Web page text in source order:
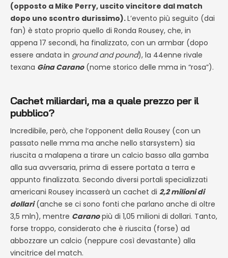
(opposto a Mike Perry, uscito vincitore dal match
dopo uno scontro durissimo).L’evento più seguito (dai
fan) è stato proprio quello di Ronda Rousey, che, in
appena 17 secondi, ha finalizzato, con un armbar (dopo
essere andata in ground and pound), la 44enne rivale
texana Gina Carano(nome storico delle mma in “rosa”).
Cachet miliardari, ma a quale prezzo per il
pubblico?
Incredibile, però, che l’opponent della Rousey (con un
passato nelle mma ma anche nello starsystem) sia
riuscita a malapena a tirare un calcio basso alla gamba
alla sua avversaria, prima di essere portata a terra e
appunto finalizzata. Secondo diversi portali specializzati
americani Rousey incasserà un cachet di 2,2 milioni di
dollari(anche se ci sono fonti che parlano anche di oltre
3,5 mln), mentre Caranopiù di 1,05 milioni di dollari. Tanto,
forse troppo, considerato che è riuscita (forse) ad
abbozzare un calcio (neppure così devastante) alla
vincitrice del match.